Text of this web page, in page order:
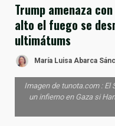
Trump amenaza
alto el fuego se
ultimátums
María Luisa Abarca
Imagen de tunota.com : El
un infierno en Gaza si